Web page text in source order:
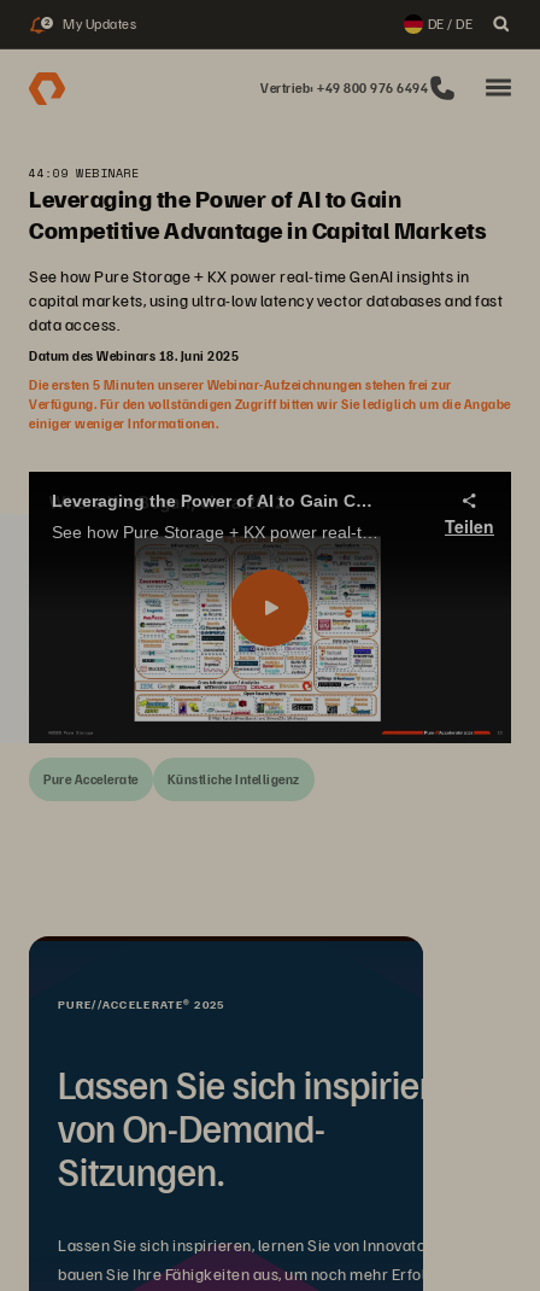
2 My Updates DE / DE
Vertrieb: +49 800 976 6494
44:09 WEBINARE
Leveraging the Power of AI to Gain
Competitive Advantage in Capital Markets
See how Pure Storage + KX power real-time GenAI insights in
capital markets, using ultra-low latency vector databases and fast
data access.
Datum des Webinars 18. Juni 2025
Die ersten 5 Minuten unserer Webinar-Aufzeichnungen stehen frei zur
Verfügung. Für den vollständigen Zugriff bitten wir Sie lediglich um die Angabe
einiger weniger Informationen.
Leveraging the Power of AI to Gain Competitive Advantage in Capital Markets
See how Pure Storage + KX power real-time GenAI insights in capital markets, using ultra-low latency vector databases and fast data access.
Teilen
Pure Accelerate Künstliche Intelligenz
PURE//ACCELERATE® 2025
Lassen Sie sich inspirieren
von On-Demand-
Sitzungen.
Lassen Sie sich inspirieren, lernen Sie von Innovatoren und
bauen Sie Ihre Fähigkeiten aus, um noch mehr Erfolg im